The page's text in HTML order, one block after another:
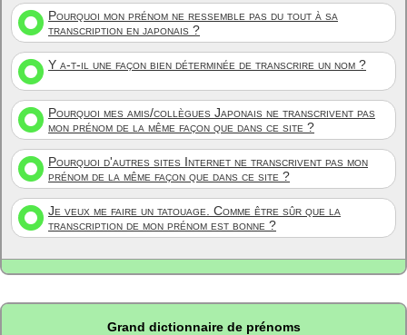
Pourquoi mon prénom ne ressemble pas du tout à sa
transcription en japonais ?
Y a-t-il une façon bien déterminée de transcrire un nom ?
Pourquoi mes amis/collègues Japonais ne transcrivent pas
mon prénom de la même façon que dans ce site ?
Pourquoi d'autres sites Internet ne transcrivent pas mon
prénom de la même façon que dans ce site ?
Je veux me faire un tatouage. Comme être sûr que la
transcription de mon prénom est bonne ?
Grand dictionnaire de prénoms